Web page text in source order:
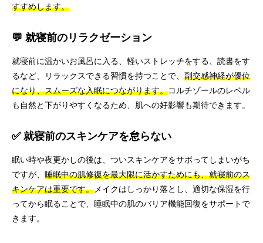
すすめします。
💬 就寝前のリラクゼーション
就寝前に温かいお風呂に入る、軽いストレッチをする、読書をす
るなど、リラックスできる習慣を持つことで、 副交感神経が優位
になり、スムーズな入眠につながります。コルチゾールのレベル
も自然と下がりやすくなるため、肌への好影響も期待できます。
✅ 就寝前のスキンケアを怠らない
眠い時や夜更かしの後は、ついスキンケアをサボってしまいがち
ですが、 睡眠中の肌修復を最大限に活かすためにも、就寝前のス
キンケアは重要です。 メイクはしっかり落とし、適切な保湿を行
ってから眠ることで、睡眠中の肌のバリア機能回復をサポートで
きます。